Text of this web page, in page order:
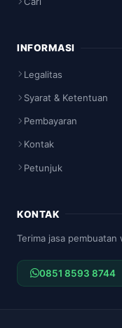
INFORMASI
Legalitas
Syarat & Ketentuan
Pembayaran
Kontak
Petunjuk
KONTAK
Terima jasa
0851 8593 8744